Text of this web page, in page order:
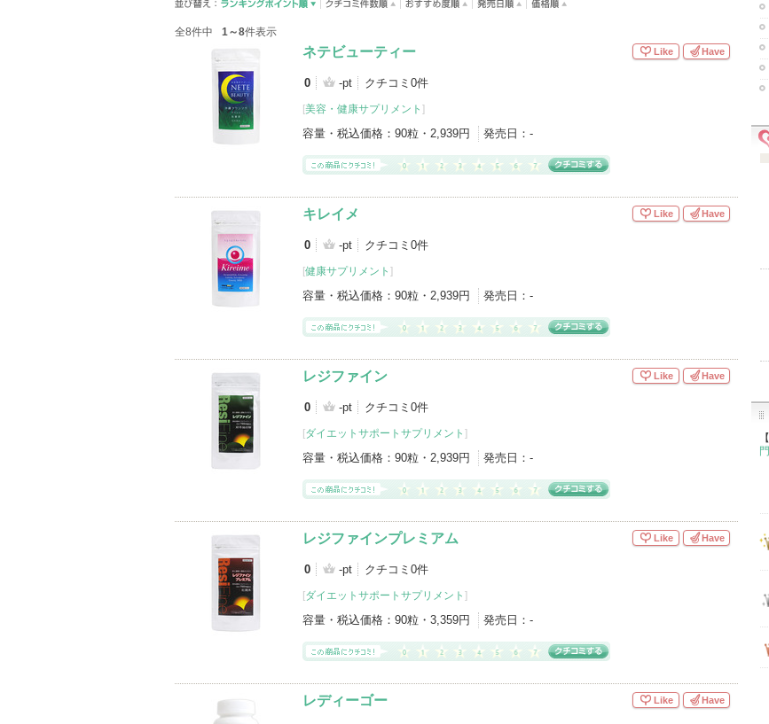
全8件中 1～8件表示
ネテビューティー
0 -pt クチコミ0件
[美容・健康サプリメント ]
容量・税込価格： 90粒・2,939円 発売日： -
Like Have
キレイメ
0 -pt クチコミ0件
[健康サプリメント ]
容量・税込価格： 90粒・2,939円 発売日： -
Like Have
レジファイン
0 -pt クチコミ0件
[ダイエットサポートサプリメント ]
容量・税込価格： 90粒・2,939円 発売日： -
Like Have
レジファインプレミアム
0 -pt クチコミ0件
[ダイエットサポートサプリメント ]
容量・税込価格： 90粒・3,359円 発売日： -
Like Have
レディーゴー Like Have
【
門